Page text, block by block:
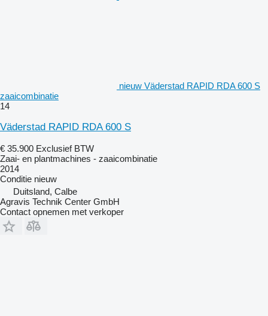
nieuw Väderstad RAPID RDA 600 S
zaaicombinatie
14
Väderstad RAPID RDA 600 S
€ 35.900 Exclusief BTW
Zaai- en plantmachines - zaaicombinatie
2014
Conditie nieuw
Duitsland, Calbe
Agravis Technik Center GmbH
Contact opnemen met verkoper